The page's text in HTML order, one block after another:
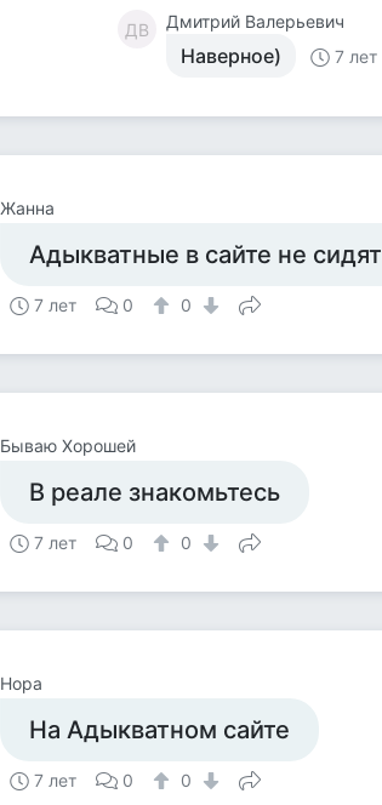
ДВ Дмитрий Валерьевич
Наверное) 7 лет
Жанна
Адыкватные в сайте не сидят
7 лет 0 0
Бываю Хорошей
В реале знакомьтесь
7 лет 0 0
Нора
На Адыкватном сайте
7 лет 0 0